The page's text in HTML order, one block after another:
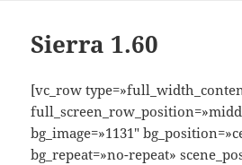
Sierra 1.60
[vc_row
bg_image=»1131″
bg_repeat=»no-repeat»